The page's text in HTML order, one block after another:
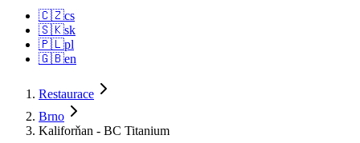
🇨🇿cs
🇸🇰sk
🇵🇱pl
🇬🇧en
Restaurace
Brno
Kaliforňan - BC Titanium